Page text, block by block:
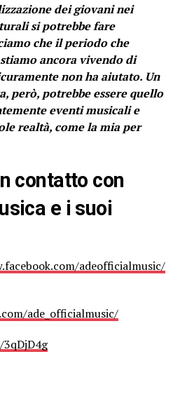
dei giovani nei
si potrebbe fare
che il periodo che
ancora vivendo di
non ha aiutato. Un
però, potrebbe essere quello
eventi musicali e
realtà, come la mia per
contatto con
e i suoi
adeofficialmusic/
ade_officialmusic/